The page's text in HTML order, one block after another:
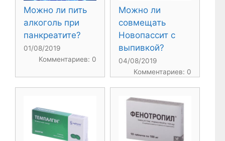
Можно ли пить
алкоголь при
панкреатите?
01/08/2019
Комментариев: 0
Можно ли
совмещать
Новопассит с
выпивкой?
04/08/2019
Комментариев: 0